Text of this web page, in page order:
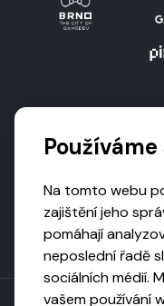
Na tomto webu
zajištění jeho
pomáhají
neposlední řadě
sociálních médií.
vašem používání